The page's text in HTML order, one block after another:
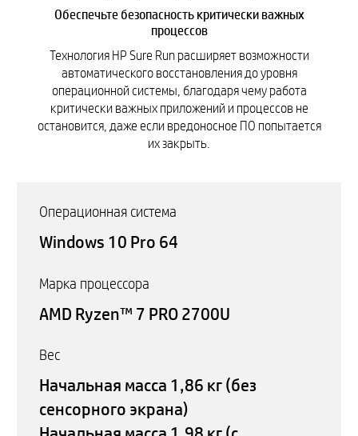
Обеспечьте безопасность критически важных
процессов
Технология HP Sure Run расширяет возможности
автоматического восстановления до уровня
операционной системы, благодаря чему работа
критически важных приложений и процессов не
остановится, даже если вредоносное ПО попытается
их закрыть.
Операционная система
Windows 10 Pro 64
Марка процессора
AMD Ryzen™ 7 PRO 2700U
Вес
Начальная масса 1,86 кг (без
сенсорного экрана)